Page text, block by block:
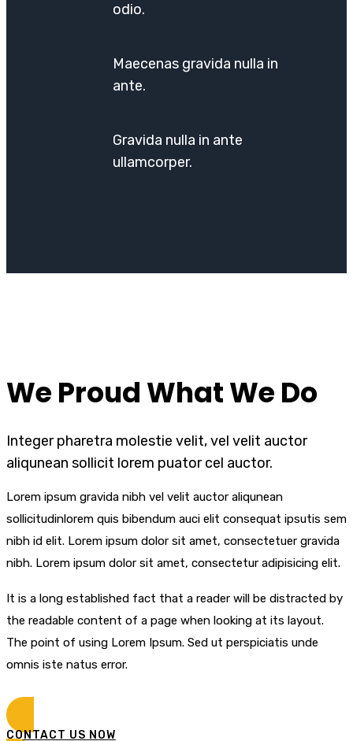
odio.
Maecenas gravida nulla in
ante.
Gravida nulla in ante
ullamcorper.
We Proud What We Do
Integer pharetra molestie velit, vel velit auctor
aliqunean sollicit lorem puator cel auctor.
Lorem ipsum gravida nibh vel velit auctor aliqunean
sollicitudinlorem quis bibendum auci elit consequat ipsutis sem
nibh id elit. Lorem ipsum dolor sit amet, consectetuer gravida
nibh. Lorem ipsum dolor sit amet, consectetur adipisicing elit.
It is a long established fact that a reader will be distracted by
the readable content of a page when looking at its layout.
The point of using Lorem Ipsum. Sed ut perspiciatis unde
omnis iste natus error.
CONTACT US NOW